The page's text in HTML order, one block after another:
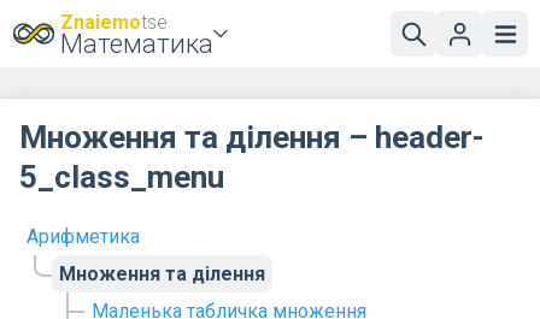
Znaiemotse
Математика
Арифметика
Множення та ділення
Маленька табличка множення
Множення та ділення – header-
5_class_menu